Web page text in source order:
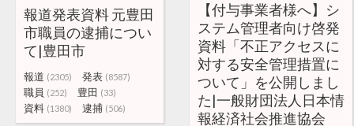
【付与事業者様へ】シ
ステム管理者向け啓発
資料「不正アクセスに
対する安全管理措置に
ついて」を公開しまし
た|一般財団法人日本情
報経済社会推進協会
報道発表資料 元豊田
市職員の逮捕につい
て|豊田市
報道 (2305) 発表 (8587)
職員 (252) 豊田 (33)
資料 (1380) 逮捕 (506)